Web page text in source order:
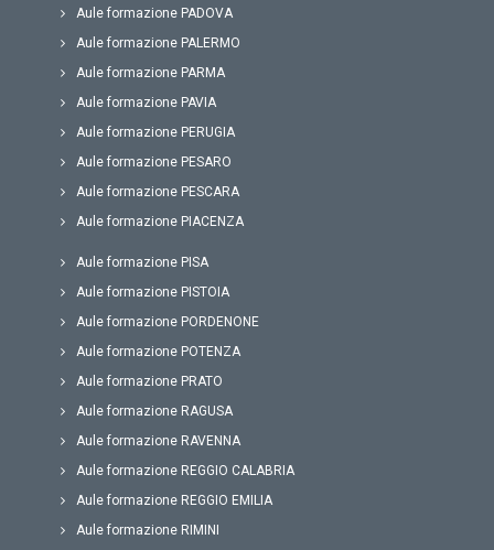
Aule formazione PADOVA
Aule formazione PALERMO
Aule formazione PARMA
Aule formazione PAVIA
Aule formazione PERUGIA
Aule formazione PESARO
Aule formazione PESCARA
Aule formazione PIACENZA
Aule formazione PISA
Aule formazione PISTOIA
Aule formazione PORDENONE
Aule formazione POTENZA
Aule formazione PRATO
Aule formazione RAGUSA
Aule formazione RAVENNA
Aule formazione REGGIO CALABRIA
Aule formazione REGGIO EMILIA
Aule formazione RIMINI